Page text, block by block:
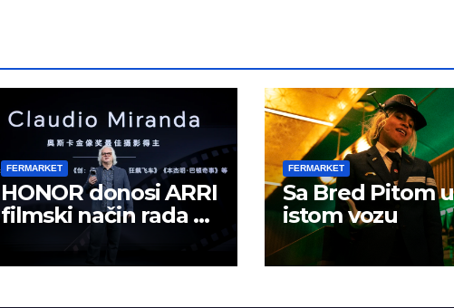
FERMARKET
HONOR donosi ARRI
filmski način rada u
mobilno kreiranje
sadržaja
FERMARKET
Sa Bred Pitom u
istom vozu